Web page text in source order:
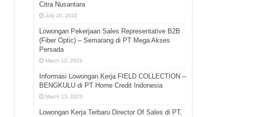
Citra Nusantara
July 10, 2023
Lowongan Pekerjaan Sales Representative B2B
(Fiber Optic) – Semarang di PT Mega Akses
Persada
March 12, 2023
Informasi Lowongan Kerja FIELD COLLECTION –
BENGKULU di PT Home Credit Indonesia
March 13, 2023
Lowongan Kerja Terbaru Director Of Sales di PT.